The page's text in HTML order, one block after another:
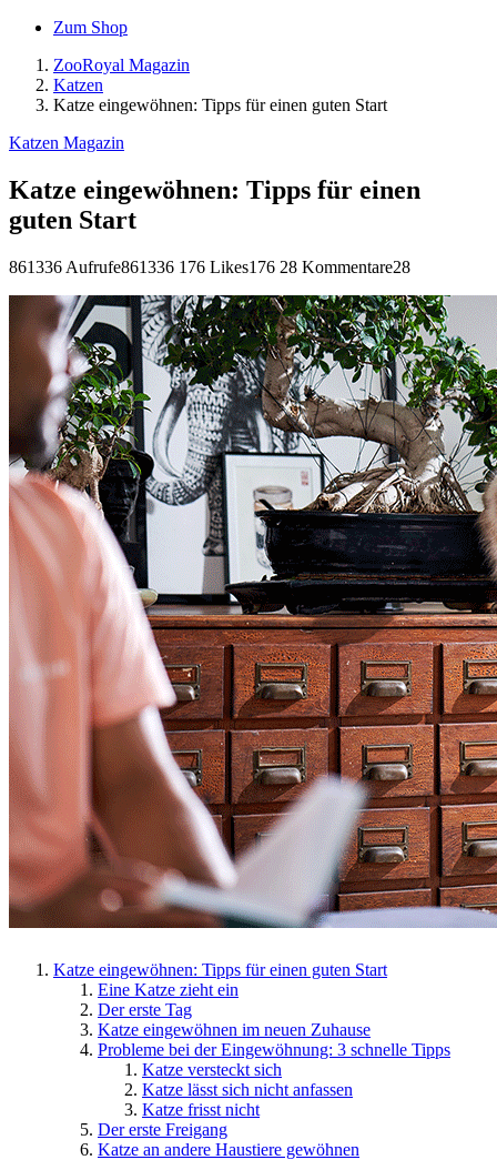
Zum Shop
ZooRoyal Magazin
Katzen
Katze eingewöhnen: Tipps für einen guten Start
Katzen Magazin
Katze eingewöhnen: Tipps für einen
guten Start
861336 Aufrufe861336 176 Likes176 28 Kommentare28
Katze eingewöhnen: Tipps für einen guten Start
Eine Katze zieht ein
Der erste Tag
Katze eingewöhnen im neuen Zuhause
Probleme bei der Eingewöhnung: 3 schnelle Tipps
Katze versteckt sich
Katze lässt sich nicht anfassen
Katze frisst nicht
Der erste Freigang
Katze an andere Haustiere gewöhnen